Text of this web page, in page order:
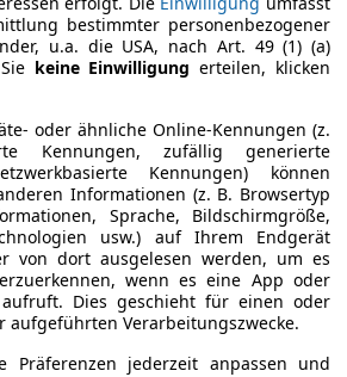
Kofferraum, kann der Pajero
transportieren. Hierbei liegt
Kilogramm, gebremst sind es
Auch das Dach des
mit bis zu 100 Kilogramm beladen
gehört, kommt der
mit großzügigen Maßendaher. So
Meter, die Breite 1,8 Meter und die
Im Kofferraum lassen sich 500
zusätzlich die Rücksitze
Ladevolumen auf 1.720 Liter. Im
bestimmter personenbezogener
u.a. die USA, nach Art. 49 (1) (a)
keine Einwilligung erteilen, klicken
oder ähnliche Online-Kennungen (z.
Kennungen, zufällig generierte
Kennungen) können
Informationen (z. B. Browsertyp
Sprache, Bildschirmgröße,
usw.) auf Ihrem Endgerät
von dort ausgelesen werden, um es
wenn es eine App oder
Dies geschieht für einen oder
aufgeführten Verarbeitungszwecke.
Präferenzen jederzeit anpassen und